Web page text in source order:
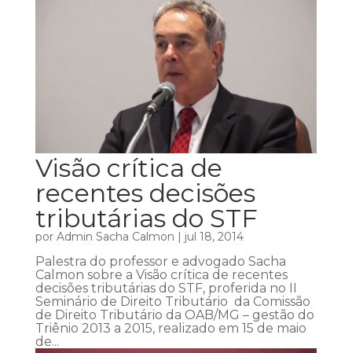
Visão crítica de
recentes decisões
tributárias do STF
por Admin Sacha Calmon | jul 18, 2014
Palestra do professor e advogado Sacha
Calmon sobre a Visão crítica de recentes
decisões tributárias do STF, proferida no II
Seminário de Direito Tributário da Comissão
de Direito Tributário da OAB/MG – gestão do
Triênio 2013 a 2015, realizado em 15 de maio
de...